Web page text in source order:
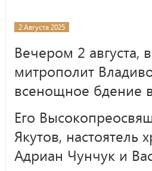
2 Августа 2025
Вечером 2 августа,
митрополит
всенощное бдение
Его
Якутов,
Адриан Чунчук и